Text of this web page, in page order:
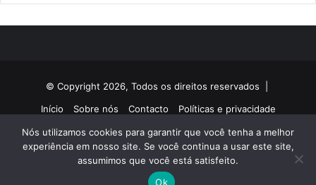
© Copyright 2026, Todos os direitos reservados |
Início
Sobre nós Contacto Políticas e privacidade
Facebook
TwitterYouTubeInstagram
Nós utilizamos cookies para garantir que você tenha a melhor
experiência em nosso site. Se você continua a usar este site,
assumimos que você está satisfeito.
Ok